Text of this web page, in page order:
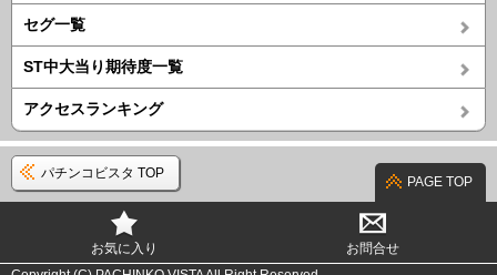
セグ一覧
ST中大当り期待度一覧
アクセスランキング
パチンコビスタ TOP
PAGE TOP
お気に入り
お問合せ